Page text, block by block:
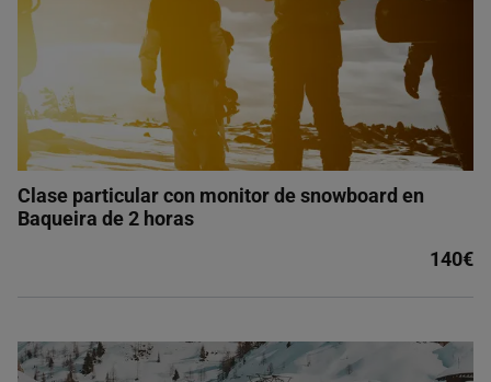
Clase particular con monitor de snowboard en
Baqueira de 2 horas
140€